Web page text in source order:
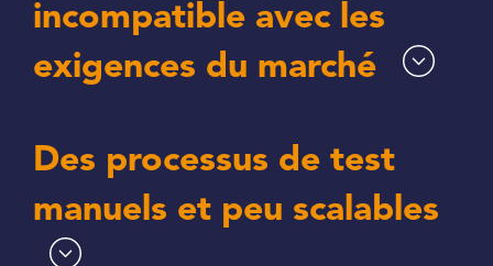
incompatible avec les
exigences du marché
Des processus de test
manuels et peu scalables